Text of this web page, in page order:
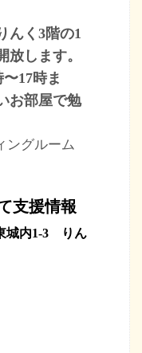
んく3階の1
します。
17時ま
お部屋で勉
グルーム
支援情報
城内1-3 りん